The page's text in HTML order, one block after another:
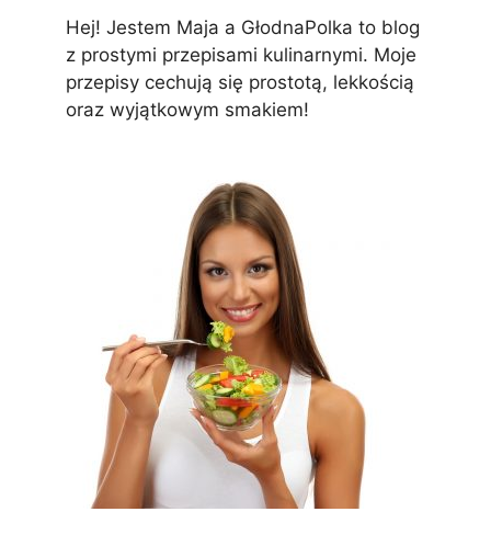
Hej! Jestem Maja a GłodnaPolka to blog
z prostymi przepisami kulinarnymi. Moje
przepisy cechują się prostotą, lekkością
oraz wyjątkowym smakiem!